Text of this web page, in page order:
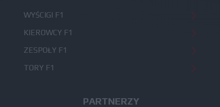
WYŚCIGI F1
KIEROWCY F1
ZESPOŁY F1
TORY F1
PARTNERZY